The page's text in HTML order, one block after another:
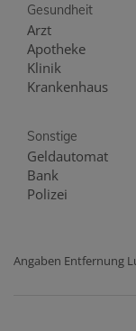
Gesundheit
Arzt
Apotheke
Klinik
Krankenhaus
Sonstige
Geldautomat
Bank
Polizei
Angaben Entfernung